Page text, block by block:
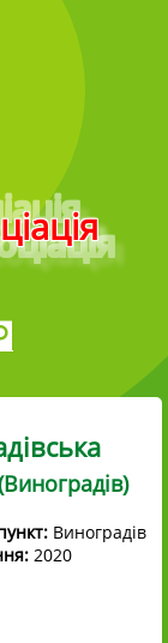
Виноградів
2020